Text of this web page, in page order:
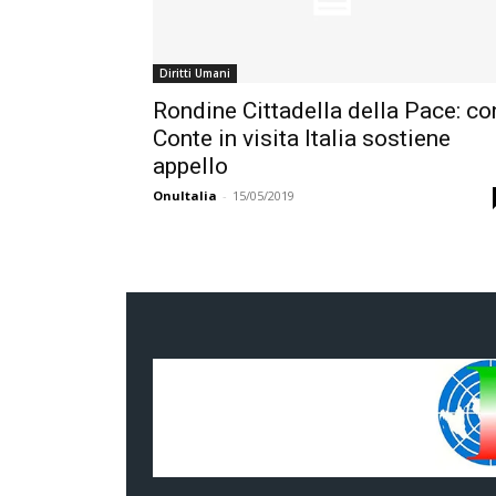
Diritti Umani
Rondine Cittadella della Pace:
Conte in visita Italia sostiene
appello
OnuItalia - 15/05/2019